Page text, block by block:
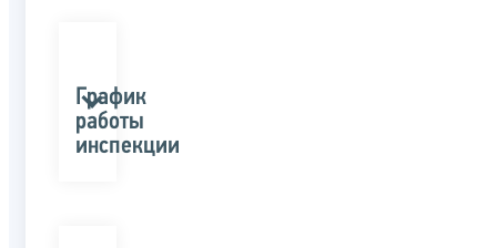
График
работы
инспекции